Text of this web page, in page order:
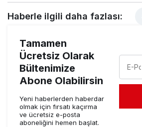
Haberle ilgili daha fazlası:
Tamamen
Ücretsiz Olarak
Bültenimize
Abone Olabilirsin
Yeni haberlerden haberdar
olmak için fırsatı kaçırma
ve ücretsiz e-posta
aboneliğini hemen başlat.